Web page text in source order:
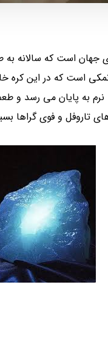
جهان است که سالانه
نمکی است که در این
به پایان می رسد و
تاروفل و فوی گراها